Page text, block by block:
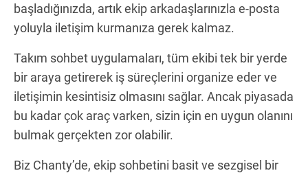
başladığınızda, artık ekip arkadaşlarınızla e-posta
yoluyla iletişim kurmanıza gerek kalmaz.
Takım sohbet uygulamaları, tüm ekibi tek bir yerde
bir araya getirerek iş süreçlerini organize eder ve
iletişimin kesintisiz olmasını sağlar. Ancak piyasada
bu kadar çok araç varken, sizin için en uygun olanını
bulmak gerçekten zor olabilir.
Biz Chanty’de, ekip sohbetini basit ve sezgisel bir